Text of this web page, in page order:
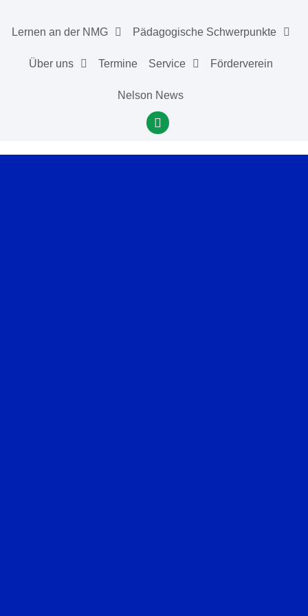
Lernen an der NMG Pädagogische Schwerpunkte
Über uns Termine Service Förderverein
Nelson News